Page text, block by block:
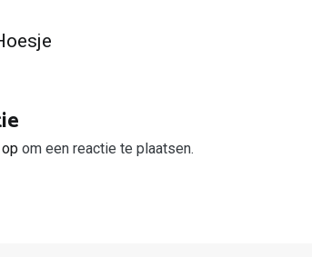
om een reactie te plaatsen.